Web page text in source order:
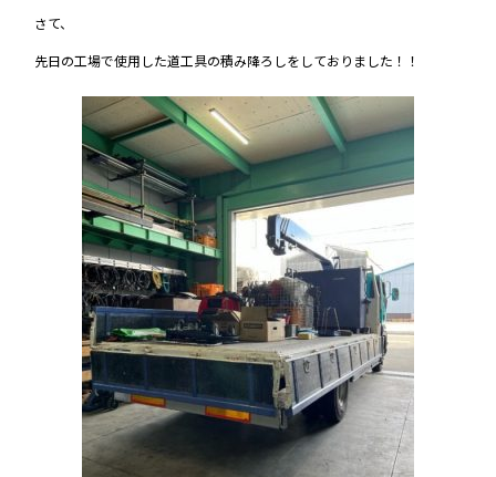
さて、
先日の工場で使用した道工具の積み降ろしをしておりました！！